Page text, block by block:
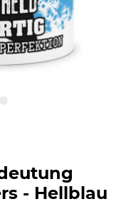
- Hellblau